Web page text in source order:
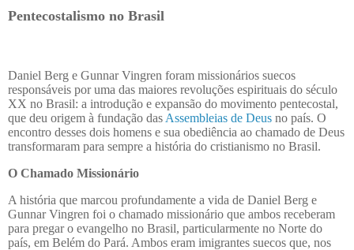
Pentecostalismo no Brasil
Daniel Berg e Gunnar Vingren foram missionários suecos
responsáveis por uma das maiores revoluções espirituais do século
XX no Brasil: a introdução e expansão do movimento pentecostal,
que deu origem à fundação das Assembleias de Deus no país. O
encontro desses dois homens e sua obediência ao chamado de Deus
transformaram para sempre a história do cristianismo no Brasil.
O Chamado Missionário
A história que marcou profundamente a vida de Daniel Berg e
Gunnar Vingren foi o chamado missionário que ambos receberam
para pregar o evangelho no Brasil, particularmente no Norte do
país, em Belém do Pará. Ambos eram imigrantes suecos que, nos